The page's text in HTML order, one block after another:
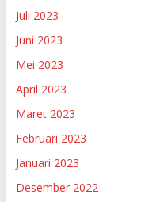
Juli 2023
Juni 2023
Mei 2023
April 2023
Maret 2023
Februari 2023
Januari 2023
Desember 2022